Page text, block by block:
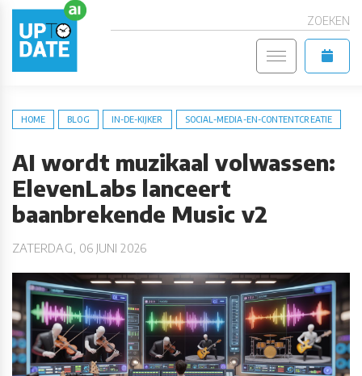
ZOEKEN
HOME BLOG IN-DE-KIJKER SOCIAL-MEDIA-EN-CONTENTCREATIE
AI wordt muzikaal volwassen:
ElevenLabs lanceert
baanbrekende Music v2
ZATERDAG, 06 JUNI 2026